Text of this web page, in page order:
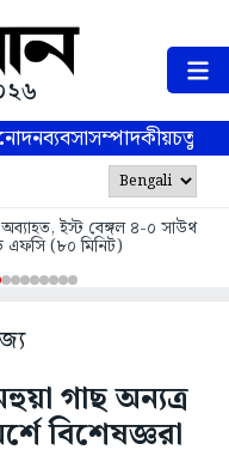
ব্যবসাসম্পাদকীয়
ইস্ট বেঙ্গল ৪-০ সাউথ
এফসি (৮০ মিনিট)
গাছ অন্যত্র
বিশেষজ্ঞরা